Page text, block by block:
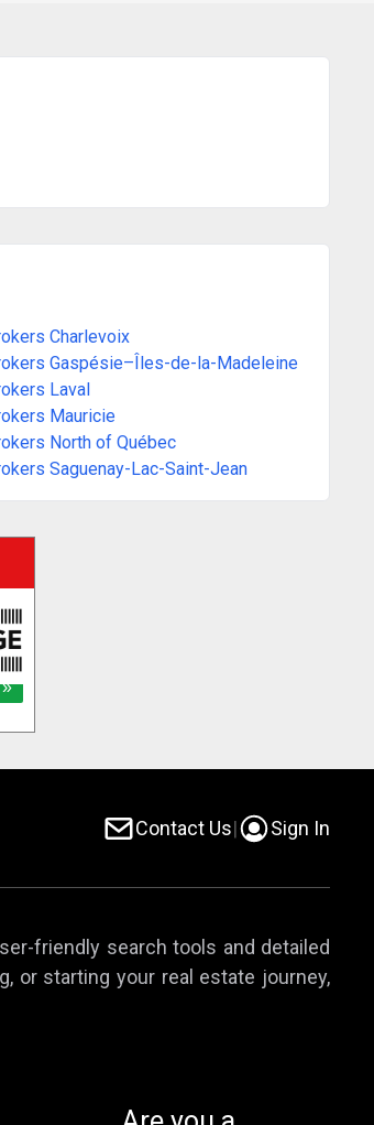
Charlevoix
Gaspésie–Îles-de-la-Madeleine
Laval
Mauricie
North of Québec
Saguenay-Lac-Saint-Jean
Contact Us| Sign In
friendly search tools and detailed
or starting your real estate journey,